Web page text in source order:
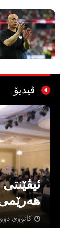
ڤیدیۆ
ژێر
ئایار 24, 2022